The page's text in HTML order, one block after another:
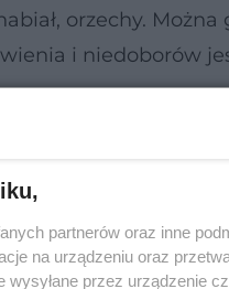
orzechy. Można
i niedoborów
partnerów oraz inne
na urządzeniu oraz
wysyłane przez urządzenie